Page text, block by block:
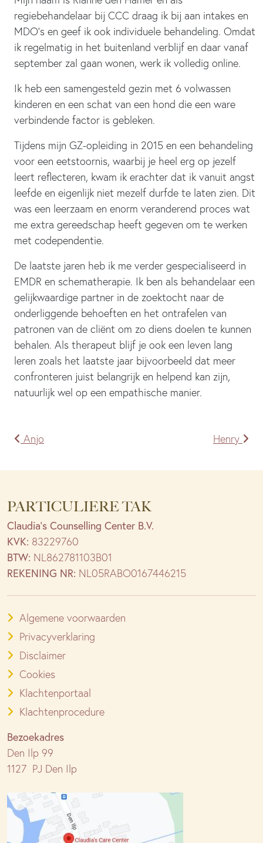
regiebehandelaar bij CCC draag ik bij aan intakes en
MDO’s en geef ik ook individuele behandeling. Omdat
ik regelmatig in het buitenland verblijf en daar vanaf
september zal gaan wonen, werk ik volledig online.
Ik heb een samengesteld gezin met 6 volwassen
kinderen en een schat van een hond die een ware
verbindende factor is gebleken.
Tijdens mijn GZ-opleiding in 2015 en een behandeling
voor een eetstoornis, waarbij je heel erg op jezelf
leert reflecteren, kwam ik erachter dat ik vanuit angst
leefde en eigenlijk niet mezelf durfde te laten zien. Dit
was een leerzaam en enorm veranderend proces wat
me extra gereedschap heeft gegeven om te werken
met codependentie.
De laatste jaren heb ik me verder gespecialiseerd in
EMDR en schematherapie. Ik ben als behandelaar een
gelijkwaardige partner in de zoektocht naar de
onderliggende behoeften en het ontrafelen van
patronen van de cliënt om zo diens doelen te kunnen
behalen. Als therapeut blijf je ook een leven lang
leren zoals het laatste jaar bijvoorbeeld dat meer
confronteren juist belangrijk en helpend kan zijn,
natuurlijk wel op een empathische manier.
Bericht
Anjo Henry
PARTICULIERE TAK
Claudia’s Counselling Center B.V.
KVK: 83229760
BTW: NL862781103B01
REKENING NR: NL05RABO0167446215
Algemene voorwaarden
Privacyverklaring
Disclaimer
Cookies
Klachtenportaal
Klachtenprocedure
Bezoekadres
Den Ilp 99
1127 PJ Den Ilp